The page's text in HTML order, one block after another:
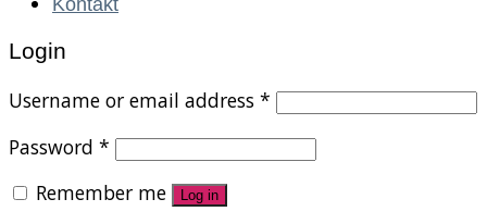
Login
Username or email address *
Password *
Remember me
Log in